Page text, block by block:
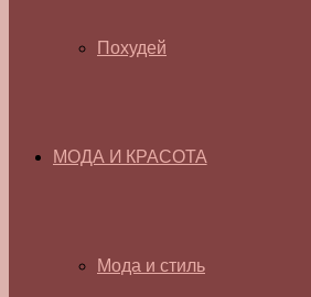
Похудей
МОДА И КРАСОТА
Мода и стиль